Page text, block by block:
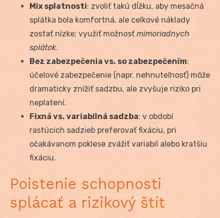
Mix splatnosti: zvoliť takú dĺžku, aby mesačná
splátka bola komfortná, ale celkové náklady
zostať nízke; využiť možnosťmimoriadnych
splátok.
Bez zabezpečenia vs. so zabezpečením:
účelové zabezpečenie (napr. nehnuteľnosť) môže
dramaticky znížiť sadzbu, ale zvyšuje riziko pri
neplatení.
Fixná vs. variabilná sadzba: v období
rastúcich sadzieb preferovať fixáciu, pri
očakávanom poklese zvážiť variabil alebo kratšiu
fixáciu.
Poistenie schopnosti
splácať a rizikový štít